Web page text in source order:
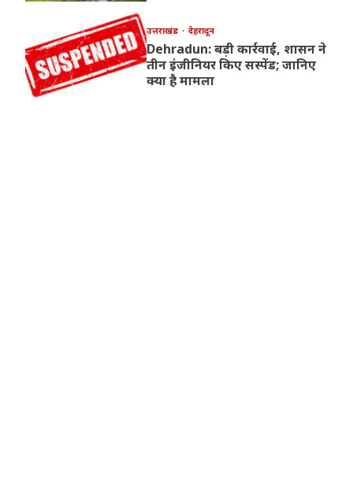
उत्तराखंड देहरादून
Dehradun: बड़ी कार्रवाई, शासन ने
तीन इंजीनियर किए सस्पेंड; जानिए
क्या है मामला